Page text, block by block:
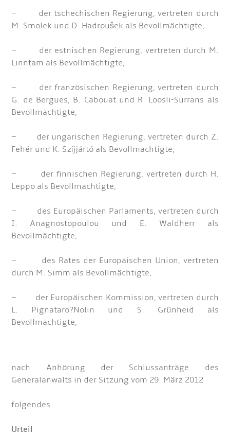
– der tschechischen Regierung, vertreten durch
M. Smolek und D. Hadroušek als Bevollmächtigte,
– der estnischen Regierung, vertreten durch M.
Linntam als Bevollmächtigte,
– der französischen Regierung, vertreten durch
G. de Bergues, B. Cabouat und R. Loosli-Surrans als
Bevollmächtigte,
– der ungarischen Regierung, vertreten durch Z.
Fehér und K. Szíjjártó als Bevollmächtigte,
– der finnischen Regierung, vertreten durch H.
Leppo als Bevollmächtigte,
– des Europäischen Parlaments, vertreten durch
I. Anagnostopoulou und E. Waldherr als
Bevollmächtigte,
– des Rates der Europäischen Union, vertreten
durch M. Simm als Bevollmächtigte,
– der Europäischen Kommission, vertreten durch
L. Pignataro?Nolin und S. Grünheid als
Bevollmächtigte,
nach Anhörung der Schlussanträge des
Generalanwalts in der Sitzung vom 29. März 2012
folgendes
Urteil